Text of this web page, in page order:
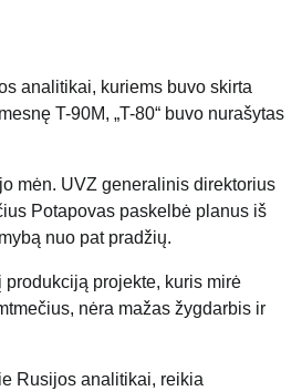
analitikai, kuriems buvo skirta
T-90M, „T-80“ buvo nurašytas
mėn. UVZ generalinis direktorius
Potapovas paskelbė planus iš
nuo pat pradžių.
produkciją projekte, kuris mirė
nėra mažas žygdarbis ir
Rusijos analitikai, reikia